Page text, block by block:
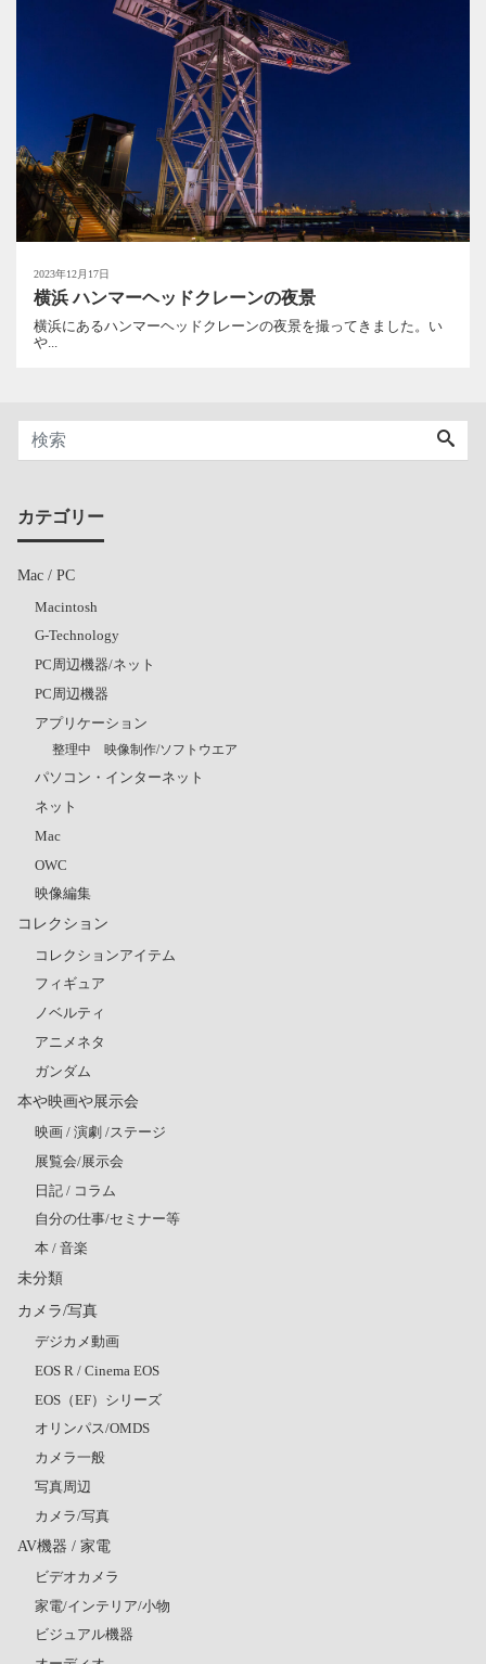
2023年12月17日
横浜 ハンマーヘッドクレーンの夜景
横浜にあるハンマーヘッドクレーンの夜景を撮ってきました。い
や...
カテゴリー
Mac / PC
Macintosh
G-Technology
PC周辺機器/ネット
PC周辺機器
アプリケーション
整理中 映像制作/ソフトウエア
パソコン・インターネット
ネット
Mac
OWC
映像編集
コレクション
コレクションアイテム
フィギュア
ノベルティ
アニメネタ
ガンダム
本や映画や展示会
映画 / 演劇 /ステージ
展覧会/展示会
日記 / コラム
自分の仕事/セミナー等
本 / 音楽
未分類
カメラ/写真
デジカメ動画
EOS R / Cinema EOS
EOS（EF）シリーズ
オリンパス/OMDS
カメラ一般
写真周辺
カメラ/写真
AV機器 / 家電
ビデオカメラ
家電/インテリア/小物
ビジュアル機器